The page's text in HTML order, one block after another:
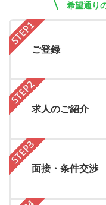
希望通り
ご登録
求人のご紹介
面接・条件交渉